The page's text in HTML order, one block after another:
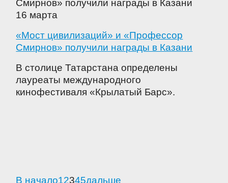
16 марта
«Мост цивилизаций» и «Профессор
Смирнов» получили награды в Казани
В столице Татарстана определены
лауреаты международного
кинофестиваля «Крылатый Барс».
В начало12345дальше